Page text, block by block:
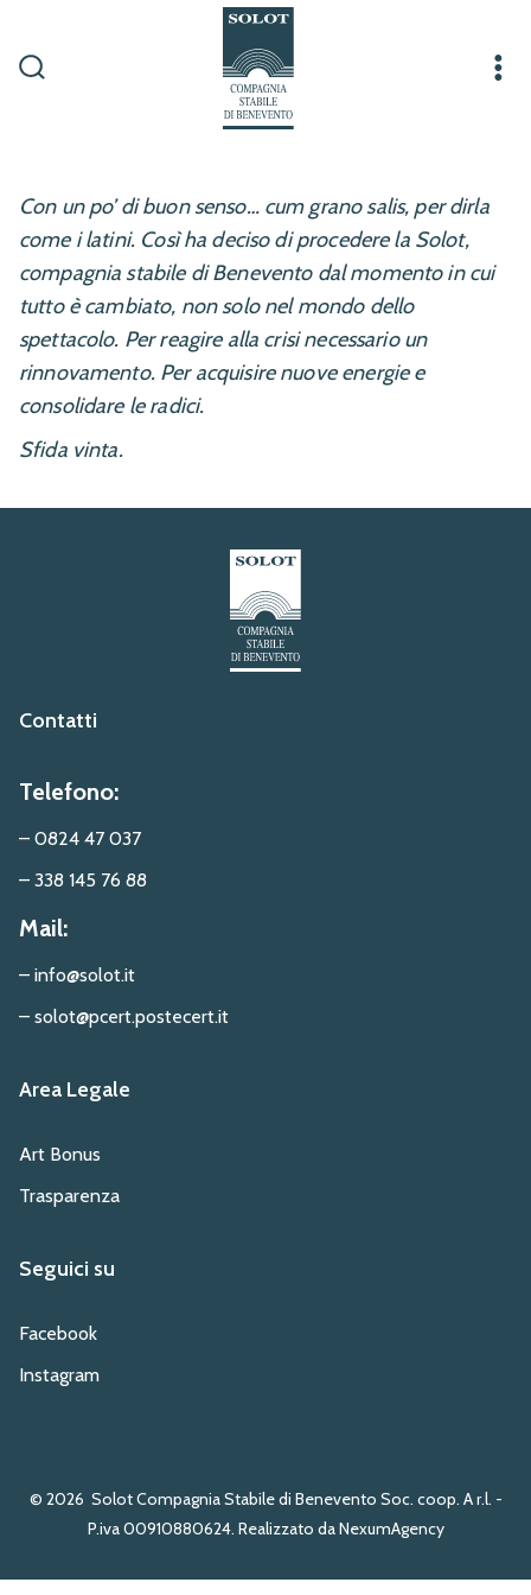
Con un po’ di buon senso… cum grano salis, per dirla
come i latini. Così ha deciso di procedere la Solot,
compagnia stabile di Benevento dal momento in cui
tutto è cambiato, non solo nel mondo dello
spettacolo. Per reagire alla crisi necessario un
rinnovamento. Per acquisire nuove energie e
consolidare le radici.
Sfida vinta.
Contatti
Telefono:
– 0824 47 037
– 338 145 76 88
Mail:
– info@solot.it
– solot@pcert.postecert.it
Area Legale
Art Bonus
Trasparenza
Seguici su
Facebook
Instagram
© 2026 Solot Compagnia Stabile di Benevento Soc. coop. A r.l. -
P.iva 00910880624. Realizzato da NexumAgency